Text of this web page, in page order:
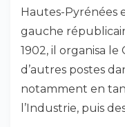
Hautes-Pyrénées
gauche
1902, il organisa
d’autres postes
notamment en
l’Industrie, puis